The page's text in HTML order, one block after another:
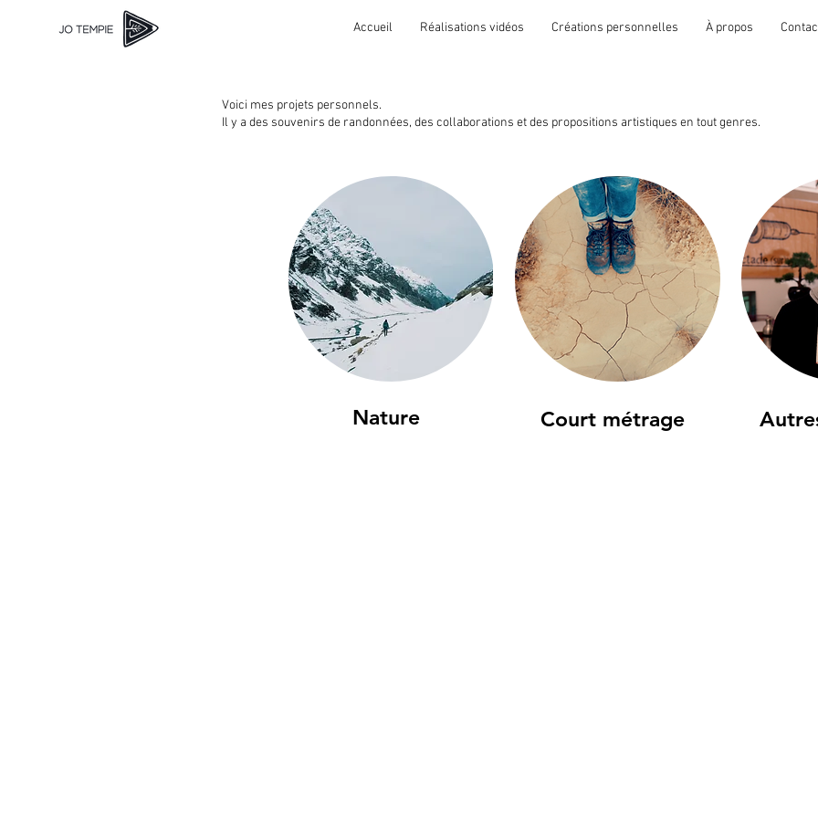
Accueil Réalisations vidéos Créations personnelles À propos
Voici mes projets personnels.
Il y a des souvenirs de randonnées, des collaborations et des propositions artistiques en tout genres.
Nature Court métrage